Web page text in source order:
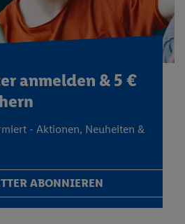
anmelden & 5 €
- Aktionen, Neuheiten &
ABONNIEREN